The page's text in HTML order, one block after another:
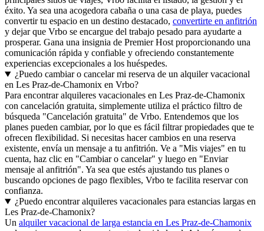
éxito. Ya sea una acogedora cabaña o una casa de playa, puedes
convertir tu espacio en un destino destacado, convertirte en anfitrión
y dejar que Vrbo se encargue del trabajo pesado para ayudarte a
prosperar. Gana una insignia de Premier Host proporcionando una
comunicación rápida y confiable y ofreciendo constantemente
experiencias excepcionales a los huéspedes.
¿Puedo cambiar o cancelar mi reserva de un alquiler vacacional
en Les Praz-de-Chamonix en Vrbo?
Para encontrar alquileres vacacionales en Les Praz-de-Chamonix
con cancelación gratuita, simplemente utiliza el práctico filtro de
búsqueda "Cancelación gratuita" de Vrbo. Entendemos que los
planes pueden cambiar, por lo que es fácil filtrar propiedades que te
ofrecen flexibilidad. Si necesitas hacer cambios en una reserva
existente, envía un mensaje a tu anfitrión. Ve a "Mis viajes" en tu
cuenta, haz clic en "Cambiar o cancelar" y luego en "Enviar
mensaje al anfitrión". Ya sea que estés ajustando tus planes o
buscando opciones de pago flexibles, Vrbo te facilita reservar con
confianza.
¿Puedo encontrar alquileres vacacionales para estancias largas en
Les Praz-de-Chamonix?
Un alquiler vacacional de larga estancia en Les Praz-de-Chamonix